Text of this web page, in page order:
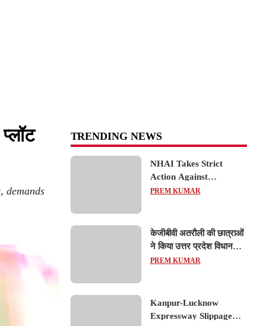
demands
TRENDING NEWS
NHAI Takes Strict
Action Against
Concessionaire,
Expressway Issues
PREM KUMAR
केजीबीवी अतरौली की छात्राओं
ने किया उत्तर प्रदेश विधानसभा
का शैक्षिक भ्रमण, लोकतांत्रिक
PREM KUMAR
Kanpur-Lucknow
Expressway Slippage